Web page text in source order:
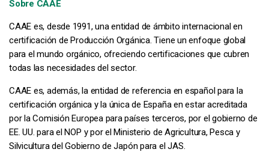
Sobre CAAE
CAAE es, desde 1991, una entidad de ámbito internacional en
certificación de Producción Orgánica. Tiene un enfoque global
para el mundo orgánico, ofreciendo certificaciones que cubren
todas las necesidades del sector.
CAAE es, además, la entidad de referencia en español para la
certificación orgánica y la única de España en estar acreditada
por la Comisión Europea para países terceros, por el gobierno de
EE. UU. para el NOP y por el Ministerio de Agricultura, Pesca y
Silvicultura del Gobierno de Japón para el JAS.